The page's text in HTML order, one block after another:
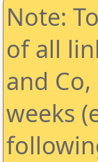
Note:
of all
and
weeks